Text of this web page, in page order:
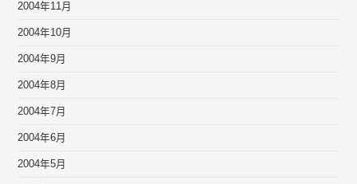
2004年11月
2004年10月
2004年9月
2004年8月
2004年7月
2004年6月
2004年5月